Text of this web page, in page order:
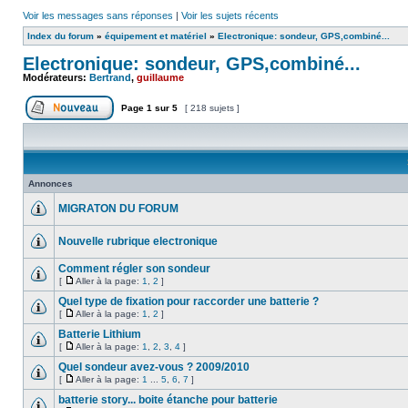
Voir les messages sans réponses | Voir les sujets récents
Index du forum » équipement et matériel » Electronique: sondeur, GPS,combiné...
Electronique: sondeur, GPS,combiné...
Modérateurs: Bertrand, guillaume
Page 1 sur 5 [ 218 sujets ]
Annonces
MIGRATON DU FORUM
Nouvelle rubrique electronique
Comment régler son sondeur
[ Aller à la page: 1 2 ]
Quel type de fixation pour raccorder une batterie ?
[ Aller à la page: 1 2 ]
Batterie Lithium
[ Aller à la page: 1 2 3 4 ]
Quel sondeur avez-vous ? 2009/2010
[ Aller à la page: 1 5 6 7 ]
batterie story... boite étanche pour batterie